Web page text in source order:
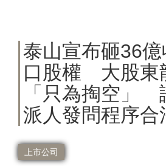
泰山宣布砸36
口股權 大股東
「只為掏空」
派人發問程序合
上市公司